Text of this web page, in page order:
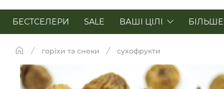
БЕСТСЕЛЕРИ SALE ВАШІ ЦІЛІ БІЛЬШЕ
горіхи та снеки сухофрукти